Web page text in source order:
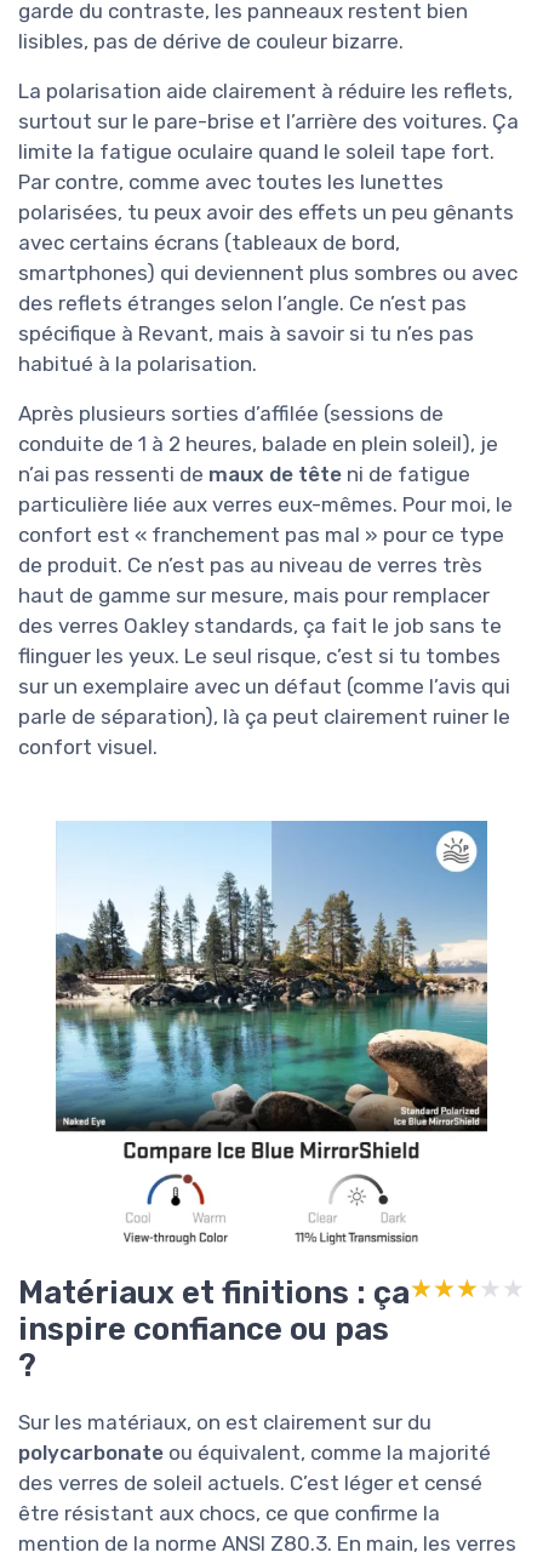
garde du contraste, les panneaux restent bien
lisibles, pas de dérive de couleur bizarre.
La polarisation aide clairement à réduire les reflets,
surtout sur le pare-brise et l’arrière des voitures. Ça
limite la fatigue oculaire quand le soleil tape fort.
Par contre, comme avec toutes les lunettes
polarisées, tu peux avoir des effets un peu gênants
avec certains écrans (tableaux de bord,
smartphones) qui deviennent plus sombres ou avec
des reflets étranges selon l’angle. Ce n’est pas
spécifique à Revant, mais à savoir si tu n’es pas
habitué à la polarisation.
Après plusieurs sorties d’affilée (sessions de
conduite de 1 à 2 heures, balade en plein soleil), je
n’ai pas ressenti de maux de tête ni de fatigue
particulière liée aux verres eux-mêmes. Pour moi, le
confort est « franchement pas mal » pour ce type
de produit. Ce n’est pas au niveau de verres très
haut de gamme sur mesure, mais pour remplacer
des verres Oakley standards, ça fait le job sans te
flinguer les yeux. Le seul risque, c’est si tu tombes
sur un exemplaire avec un défaut (comme l’avis qui
parle de séparation), là ça peut clairement ruiner le
confort visuel.
Matériaux et finitions : ça
inspire confiance ou pas
?
★★★★★
★★★★★
Sur les matériaux, on est clairement sur du
polycarbonate ou équivalent, comme la majorité
des verres de soleil actuels. C’est léger et censé
être résistant aux chocs, ce que confirme la
mention de la norme ANSI Z80.3. En main, les verres